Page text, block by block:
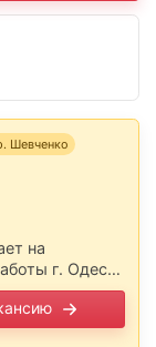
Шевченко
на
г. Одесса
1400 + %
-комфортное
питание